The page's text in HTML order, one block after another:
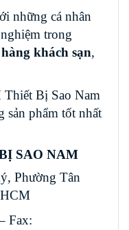
những cá nhân
trong
khách sạn,
Bị Sao Nam
sản phẩm tốt nhất
SAO NAM
Phường Tân
Fax: